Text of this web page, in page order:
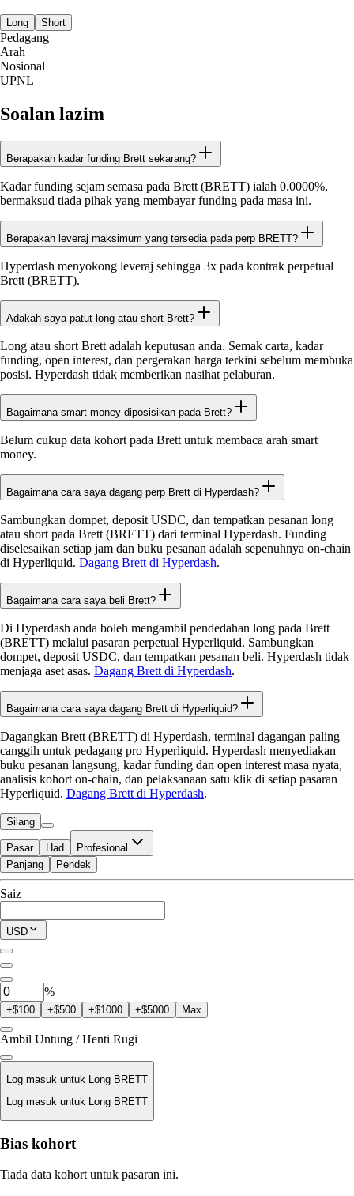
Long Short
Pedagang
Arah
Nosional
UPNL
Soalan lazim
Berapakah kadar funding Brett sekarang?
Kadar funding sejam semasa pada Brett (BRETT) ialah 0.0000%,
bermaksud tiada pihak yang membayar funding pada masa ini.
Berapakah leveraj maksimum yang tersedia pada perp BRETT?
Hyperdash menyokong leveraj sehingga 3x pada kontrak perpetual
Brett (BRETT).
Adakah saya patut long atau short Brett?
Long atau short Brett adalah keputusan anda. Semak carta, kadar
funding, open interest, dan pergerakan harga terkini sebelum membuka
posisi. Hyperdash tidak memberikan nasihat pelaburan.
Bagaimana smart money diposisikan pada Brett?
Belum cukup data kohort pada Brett untuk membaca arah smart
money.
Bagaimana cara saya dagang perp Brett di Hyperdash?
Sambungkan dompet, deposit USDC, dan tempatkan pesanan long
atau short pada Brett (BRETT) dari terminal Hyperdash. Funding
diselesaikan setiap jam dan buku pesanan adalah sepenuhnya on-chain
di Hyperliquid. Dagang Brett di Hyperdash.
Bagaimana cara saya beli Brett?
Di Hyperdash anda boleh mengambil pendedahan long pada Brett
(BRETT) melalui pasaran perpetual Hyperliquid. Sambungkan
dompet, deposit USDC, dan tempatkan pesanan beli. Hyperdash tidak
menjaga aset asas. Dagang Brett di Hyperdash.
Bagaimana cara saya dagang Brett di Hyperliquid?
Dagangkan Brett (BRETT) di Hyperdash, terminal dagangan paling
canggih untuk pedagang pro Hyperliquid. Hyperdash menyediakan
buku pesanan langsung, kadar funding dan open interest masa nyata,
analisis kohort on-chain, dan pelaksanaan satu klik di setiap pasaran
Hyperliquid. Dagang Brett di Hyperdash.
Silang
Pasar Had Profesional
Tersedia untuk Trade
$0.00
Posisi Semasa
0 BRETT
Panjang Pendek
Saiz
USD
%
+$100 +$500 +$1000 +$5000 Max
Ambil Untung / Henti Rugi
Log masuk untuk Long BRETT
Log masuk untuk Long BRETT
Harga Likuidasi
T/A
Bias kohort
Tiada data kohort untuk pasaran ini.